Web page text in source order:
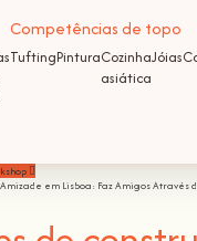
Competências de topo
TuftingPinturaCozinha
asiática
Jóias